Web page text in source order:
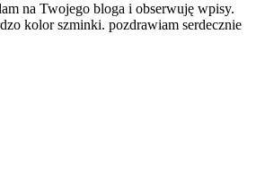
na Twojego bloga i obserwuję wpisy.
kolor szminki. pozdrawiam serdecznie